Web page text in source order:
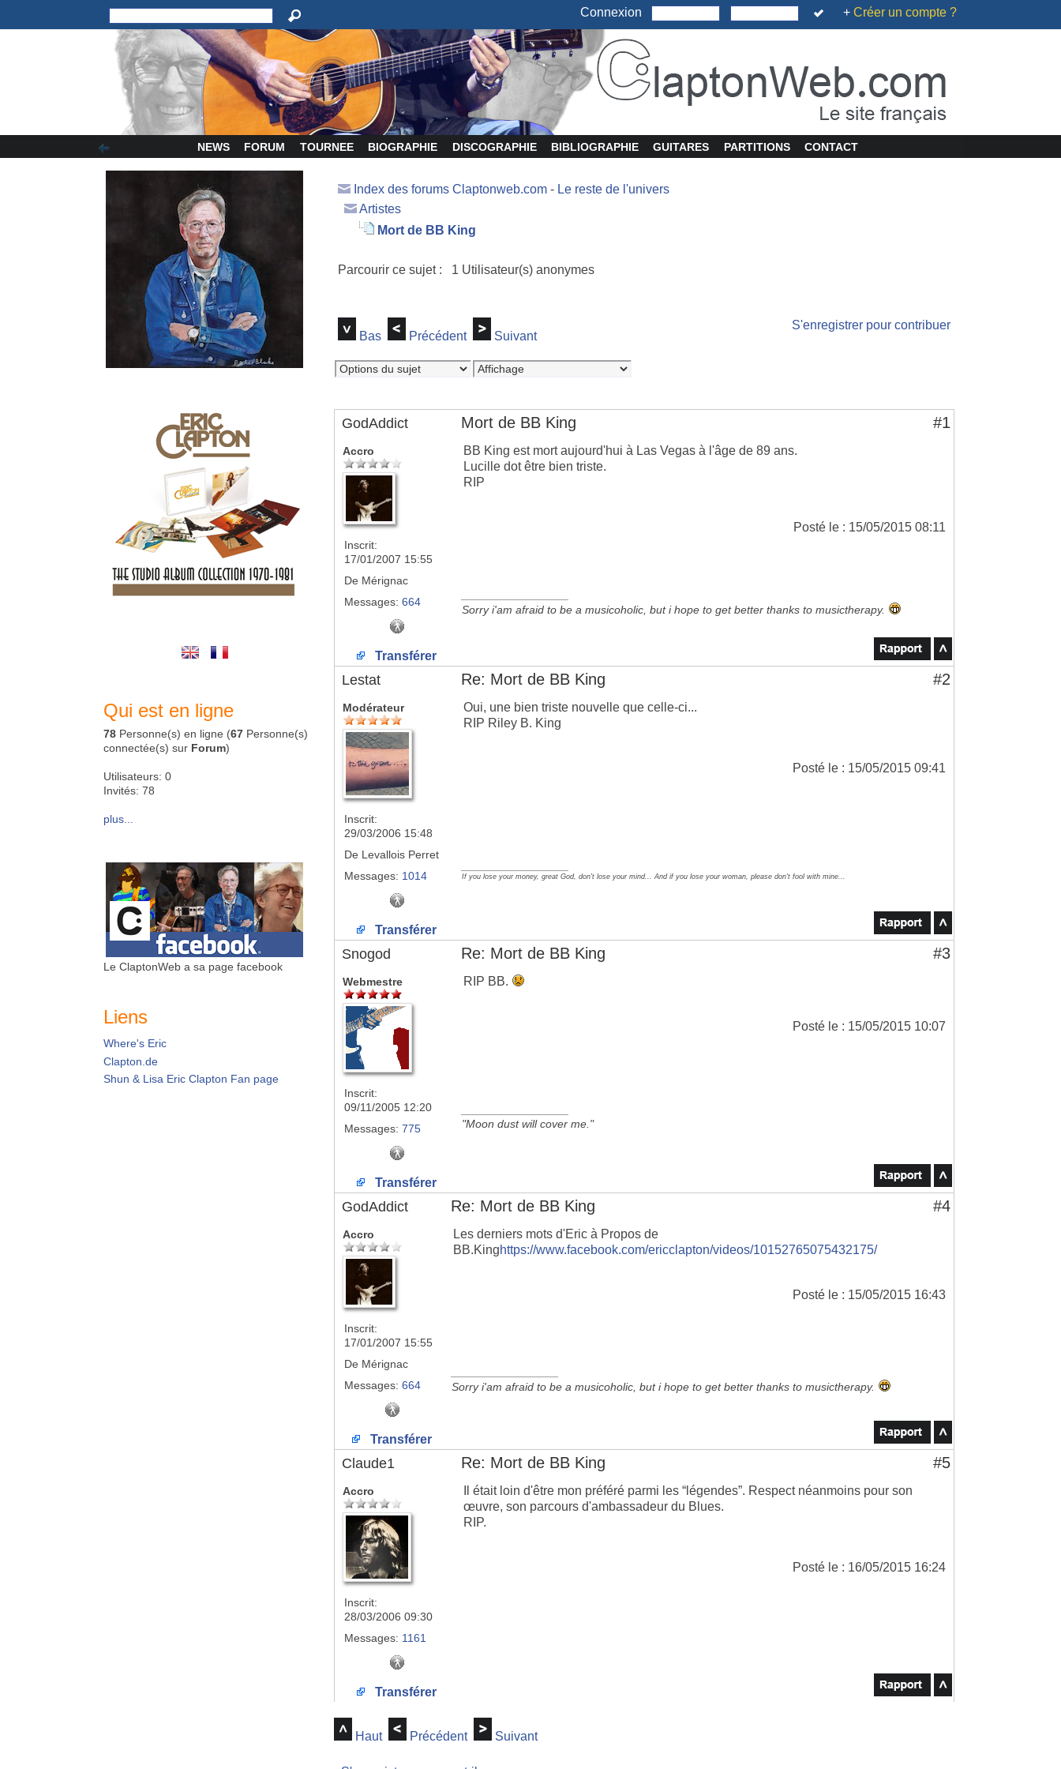
Connexion + Créer un compte ?
NEWS FORUM TOURNEE BIOGRAPHIE DISCOGRAPHIE BIBLIOGRAPHIE GUITARES PARTITIONS CONTACT
Qui est en ligne
78 Personne(s) en ligne (67 Personne(s)
connectée(s) sur Forum)
Utilisateurs: 0
Invités: 78
plus...
Le ClaptonWeb a sa page facebook
Liens
Where's Eric
Clapton.de
Shun & Lisa Eric Clapton Fan page
Index des forums Claptonweb.com - Le reste de l'univers
Artistes
Mort de BB King
Parcourir ce sujet : 1 Utilisateur(s) anonymes
Bas Précédent Suivant
S'enregistrer pour contribuer
GodAddict Mort de BB King #1
Accro
Inscrit:
17/01/2007 15:55
De Mérignac
Messages: 664
BB King est mort aujourd'hui à Las Vegas à l'âge de 89 ans.
Lucille dot être bien triste.
RIP
Posté le : 15/05/2015 08:11
Sorry i'am afraid to be a musicoholic, but i hope to get better thanks to musictherapy.
Transférer
Lestat Re: Mort de BB King #2
Modérateur
Inscrit:
29/03/2006 15:48
De Levallois Perret
Messages: 1014
Oui, une bien triste nouvelle que celle-ci...
RIP Riley B. King
Posté le : 15/05/2015 09:41
If you lose your money, great God, don't lose your mind... And if you lose your woman, please don't fool with mine...
Transférer
Snogod Re: Mort de BB King #3
Webmestre
Inscrit:
09/11/2005 12:20
Messages: 775
RIP BB.
Posté le : 15/05/2015 10:07
"Moon dust will cover me."
Transférer
GodAddict Re: Mort de BB King #4
Accro
Inscrit:
17/01/2007 15:55
De Mérignac
Messages: 664
Les derniers mots d'Eric à Propos de
BB.Kinghttps://www.facebook.com/ericclapton/videos/10152765075432175/
Posté le : 15/05/2015 16:43
Sorry i'am afraid to be a musicoholic, but i hope to get better thanks to musictherapy.
Transférer
Claude1 Re: Mort de BB King #5
Accro
Inscrit:
28/03/2006 09:30
Messages: 1161
Il était loin d'être mon préféré parmi les “légendes”. Respect néanmoins pour son
œuvre, son parcours d'ambassadeur du Blues.
RIP.
Posté le : 16/05/2015 16:24
Transférer
Haut Précédent Suivant